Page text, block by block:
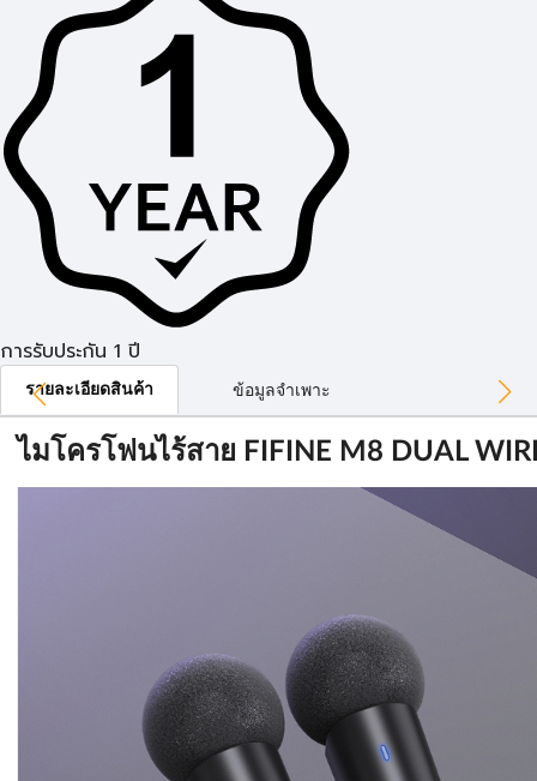
การรับประกัน 1 ปี
รายละเอียดสินค้า ข้อมูลจำเพาะ
ไมโครโฟนไร้สาย FIFINE M8 DUAL